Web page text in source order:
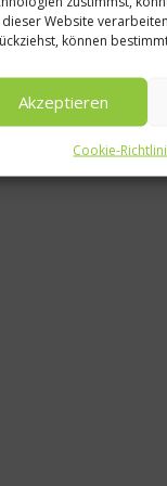
dieser Website
können
Akzeptieren
Cookie-